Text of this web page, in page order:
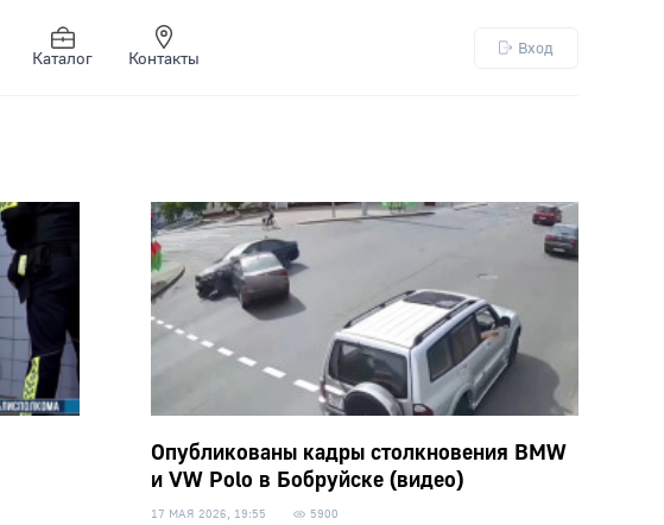
Каталог Контакты
Вход
Опубликованы кадры столкновения BMW
и VW Polo в Бобруйске (видео)
17 МАЯ 2026, 19:55 5900